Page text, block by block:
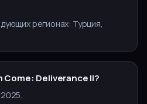
регионах: Турция,
Come: Deliverance II?